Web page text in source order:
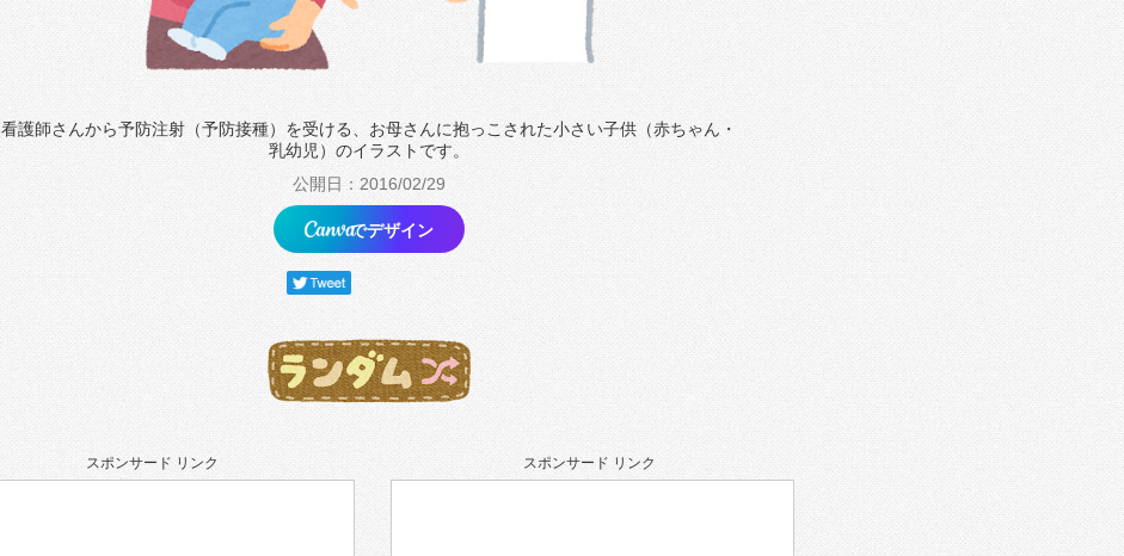
看護師さんから予防注射（予防接種）を受ける、お母さんに抱っこされた小さい子供（赤ちゃん・
乳幼児）のイラストです。
公開日：2016/02/29
でデザイン
スポンサード リンク スポンサード リンク